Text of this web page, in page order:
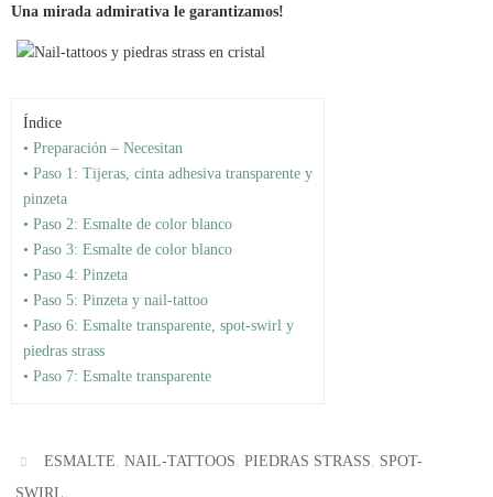
Una mirada admirativa le garantizamos!
Índice
• Preparación – Necesitan
• Paso 1: Tijeras, cinta adhesiva transparente y
pinzeta
• Paso 2: Esmalte de color blanco
• Paso 3: Esmalte de color blanco
• Paso 4: Pinzeta
• Paso 5: Pinzeta y nail-tattoo
• Paso 6: Esmalte transparente, spot-swirl y
piedras strass
• Paso 7: Esmalte transparente
ESMALTE,NAIL-TATTOOS,PIEDRAS STRASS, SPOT-
SWIRL